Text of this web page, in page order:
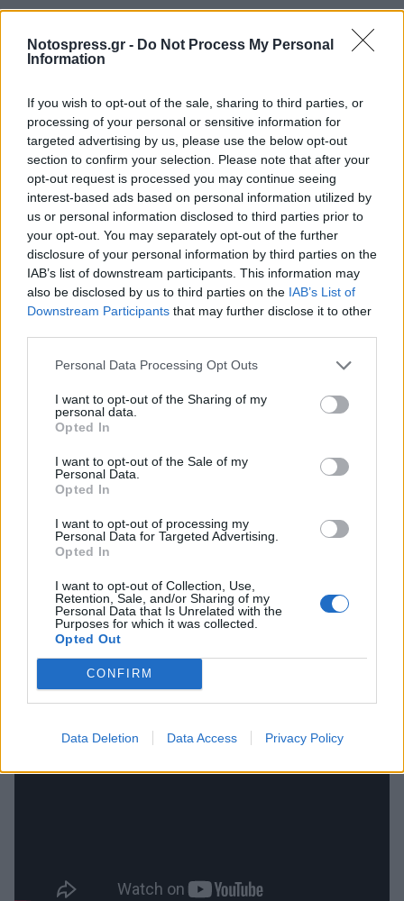
Notospress.gr - Do Not Process My Personal
Information
If you wish to opt-out of the sale, sharing to third parties, or
processing of your personal or sensitive information for
targeted advertising by us, please use the below opt-out
section to confirm your selection. Please note that after your
opt-out request is processed you may continue seeing
interest-based ads based on personal information utilized by
us or personal information disclosed to third parties prior to
your opt-out. You may separately opt-out of the further
disclosure of your personal information by third parties on the
IAB’s list of downstream participants. This information may
also be disclosed by us to third parties on the IAB’s List of
Downstream Participants that may further disclose it to other
Personal Data Processing Opt Outs
I want to opt-out of the Sharing of my
personal data.
Opted In
I want to opt-out of the Sale of my
Personal Data.
Opted In
I want to opt-out of processing my
Personal Data for Targeted Advertising.
Opted In
I want to opt-out of Collection, Use,
Retention, Sale, and/or Sharing of my
Personal Data that Is Unrelated with the
Purposes for which it was collected.
Opted Out
CONFIRM
Data Deletion Data Access Privacy Policy
Πρώτες βοήθειες παρασχέθηκαν σε άτομο με
αναπνευστικά προβλήματα εξαιτίας της
εισπνοής καπνού.